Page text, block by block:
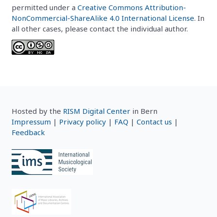
permitted under a Creative Commons Attribution-
NonCommercial-ShareAlike 4.0 International License. In
all other cases, please contact the individual author.
Hosted by the RISM Digital Center in Bern
Impressum | Privacy policy | FAQ | Contact us |
Feedback